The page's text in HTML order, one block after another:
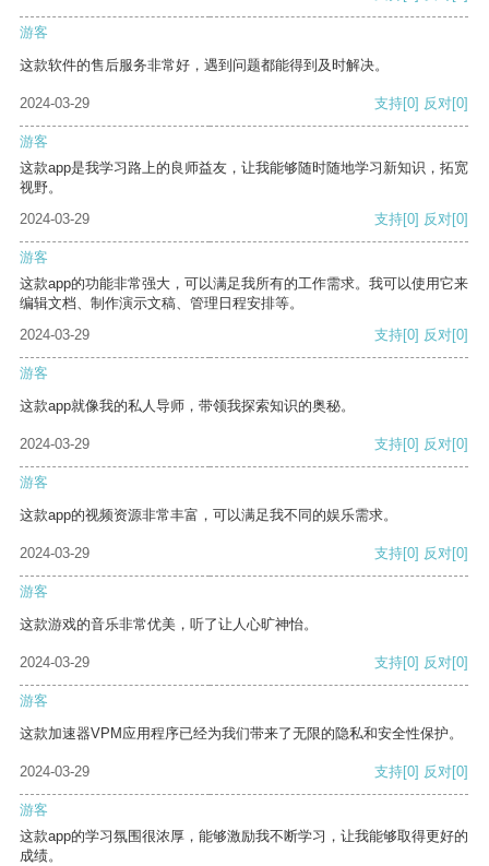
游客
这款软件的售后服务非常好，遇到问题都能得到及时解决。
2024-03-29 支持[0] 反对[0]
游客
这款app是我学习路上的良师益友，让我能够随时随地学习新知识，拓宽
视野。
2024-03-29
支持[0] 反对[0]
游客
这款app的功能非常强大，可以满足我所有的工作需求。我可以使用它来
编辑文档、制作演示文稿、管理日程安排等。
2024-03-29
支持[0] 反对[0]
游客
这款app就像我的私人导师，带领我探索知识的奥秘。
2024-03-29 支持[0] 反对[0]
游客
这款app的视频资源非常丰富，可以满足我不同的娱乐需求。
2024-03-29 支持[0] 反对[0]
游客
这款游戏的音乐非常优美，听了让人心旷神怡。
2024-03-29 支持[0] 反对[0]
游客
这款加速器VPM应用程序已经为我们带来了无限的隐私和安全性保护。
2024-03-29 支持[0] 反对[0]
游客
这款app的学习氛围很浓厚，能够激励我不断学习，让我能够取得更好的
成绩。